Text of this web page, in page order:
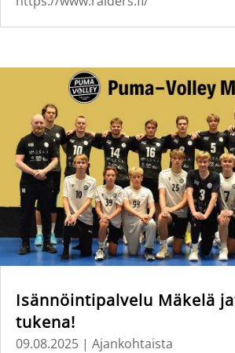
Isännöintipalvelu Mäkelä
tukena!
09.08.2025 | Ajankohtaista